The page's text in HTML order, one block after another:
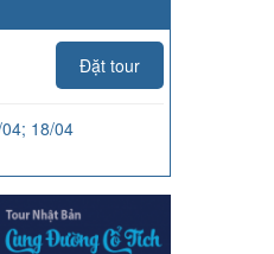
Đặt tour
18/04